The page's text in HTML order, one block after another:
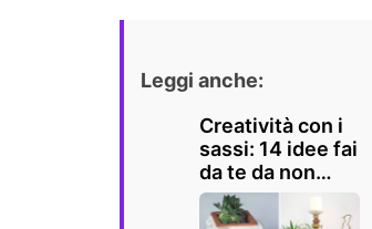
Leggi anche:
Creatività con i
sassi: 14 idee fai
da te da non
perdere